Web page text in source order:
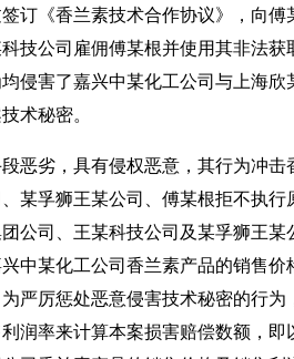
订《香兰素技术合作协议》，向傅
技公司雇佣傅某根并使用其非法获
侵害了嘉兴中某化工公司与上海欣
术秘密。
劣，具有侵权恶意，其行为冲击
某孚狮王某公司、傅某根拒不执行
公司、王某科技公司及某孚狮王某
中某化工公司香兰素产品的销售价
严厉惩处恶意侵害技术秘密的行为
润率来计算本案损害赔偿数额，即